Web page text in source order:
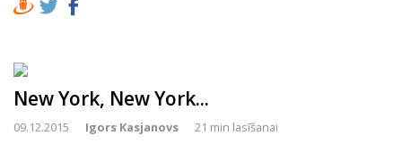
New York, New York...
09.12.2015 Igors Kasjanovs 21 min lasīšanai